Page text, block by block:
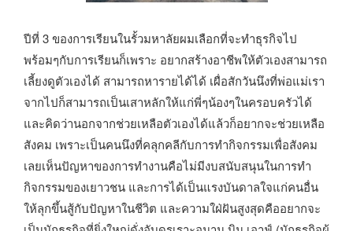
ปีที่ 3 ของการเรียนในรั้วมหาลัยผมเลือกที่จะทำธุรกิจไป
พร้อมๆกับการเรียนก็เพราะ อยากสร้างอาชีพให้ตัวเองสามารถ
เลี้ยงดูตัวเองได้ สามารถหารายได้ได้ เผื่อสักวันนึงที่พ่อแม่เรา
จากไปก็สามารถเป็นเสาหลักให้แก่พี่ๆน้องๆในครอบครัวได้
และคิดว่านอกจากช่วยเหลือตัวเองได้แล้วก็อยากจะช่วยเหลือ
สังคม เพราะเป็นคนนึงที่คลุกคลีกับการทำกิจกรรมเพื่อสังคม
เลยเห็นปัญหาของการทำงานคือไม่มีงบสนับสนุนในการทำ
กิจกรรมของเยาวชน และการได้เป็นแรงบันดาลใจแก่คนอื่น
ให้ลุกขึ้นสู้กับปัญหาในชีวิต และความใฝ่ฝันสูงสุดคืออยากจะ